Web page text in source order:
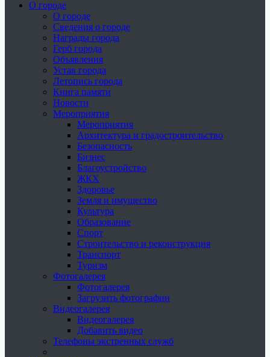
О городе
О городе
Сведения о городе
Награды города
Герб города
Объявления
Устав города
Летопись города
Книга памяти
Новости
Мероприятия
Мероприятия
Архитектура и градостроительство
Безопасность
Бизнес
Благоустройство
ЖКХ
Здоровье
Земля и имущество
Культура
Образование
Спорт
Строительство и реконструкция
Транспорт
Туризм
Фотогалерея
Фотогалерея
Загрузить фотографии
Видеогалерея
Видеогалерея
Добавить видео
Телефоны экстренных служб